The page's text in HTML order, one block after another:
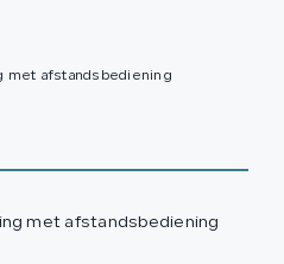
met afstandsbediening
met afstandsbediening